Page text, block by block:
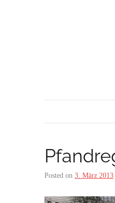
Posted on 3. März 2013